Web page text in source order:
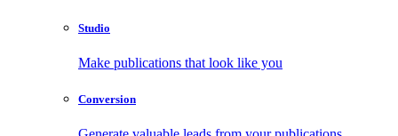
Studio
Make publications that look like you
Conversion